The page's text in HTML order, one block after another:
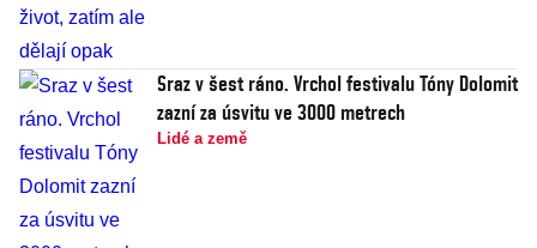
Sraz v šest ráno. Vrchol festivalu Tóny Dolomit
zazní za úsvitu ve 3000 metrech
Lidé a země